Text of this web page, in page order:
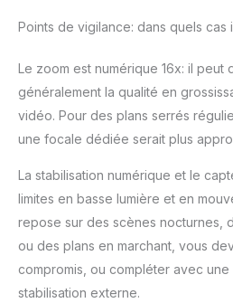
Points de vigilance: dans quels cas
Le zoom est numérique 16x: il peut
généralement la qualité en
vidéo. Pour des plans serrés
une focale dédiée serait plus
La stabilisation numérique et le
limites en basse lumière et en
repose sur des scènes nocturnes,
ou des plans en marchant, vous
compromis, ou compléter avec une
stabilisation externe.